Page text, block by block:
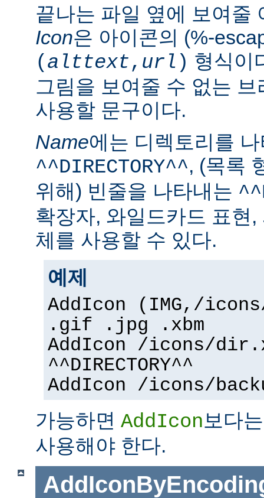
끝나는 파일 옆에 보여줄
Icon은 아이콘의 (%-
( alttext, url ) 형식이
그림을 보여줄 수 없는
사용할 문구이다.
Name에는 디렉토리를
^^DIRECTORY^^, (목록
위해) 빈줄을 나타내는
확장자, 와일드카드 표현
체를 사용할 수 있다.
예제
AddIcon (IMG,/
.gif .jpg .xbm
AddIcon /icons/
^^DIRECTORY^^
AddIcon /icons/
가능하면 AddIcon 보다
사용해야 한다.